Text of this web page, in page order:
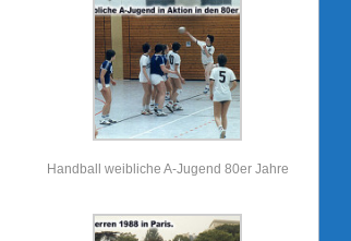
Handball weibliche A-Jugend 80er Jahre